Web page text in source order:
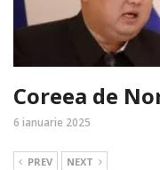
Coreea de
6 ianuarie 2025
PREV NEXT